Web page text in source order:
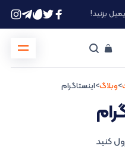
بزنید!
>وبلاگ>اینستاگرام
کنید